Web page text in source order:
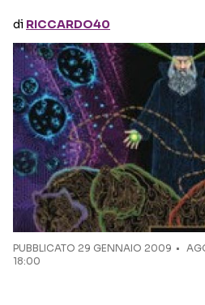
di RICCARDO40
PUBBLICATO 29 GENNAIO 2009
18:00